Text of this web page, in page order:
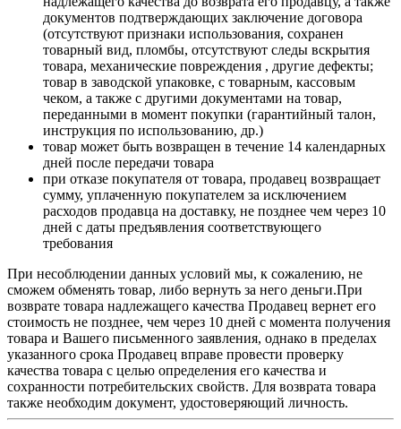
документов подтверждающих заключение договора
(отсутствуют признаки использования, сохранен
товарный вид, пломбы, отсутствуют следы вскрытия
товара, механические повреждения , другие дефекты;
товар в заводской упаковке, с товарным, кассовым
чеком, а также с другими документами на товар,
переданными в момент покупки (гарантийный талон,
инструкция по использованию, др.)
товар может быть возвращен в течение 14 календарных
дней после передачи товара
при отказе покупателя от товара, продавец возвращает
сумму, уплаченную покупателем за исключением
расходов продавца на доставку, не позднее чем через 10
дней с даты предъявления соответствующего
требования
При несоблюдении данных условий мы, к сожалению, не
сможем обменять товар, либо вернуть за него деньги.При
возврате товара надлежащего качества Продавец вернет его
стоимость не позднее, чем через 10 дней с момента получения
товара и Вашего письменного заявления, однако в пределах
указанного срока Продавец вправе провести проверку
качества товара с целью определения его качества и
сохранности потребительских свойств. Для возврата товара
также необходим документ, удостоверяющий личность.